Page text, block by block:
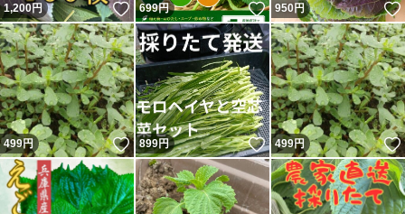
1,200円 いいね！
699円 いいね！
950円
499円 いいね！
899円 いいね！
499円